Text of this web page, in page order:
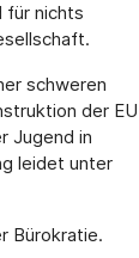
für nichts
schweren
der EU
Jugend in
leidet unter
Bürokratie.